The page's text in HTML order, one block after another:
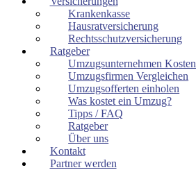
Krankenkasse
Hausratversicherung
Rechtsschutzversicherung
Ratgeber
Umzugsunternehmen Kosten
Umzugsfirmen Vergleichen
Umzugsofferten einholen
Was kostet ein Umzug?
Tipps / FAQ
Ratgeber
Über uns
Kontakt
Partner werden